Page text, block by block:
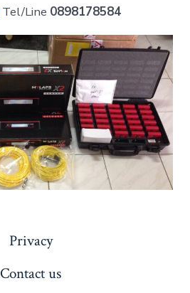
Tel/Line 0898178584
Privacy
Contact us